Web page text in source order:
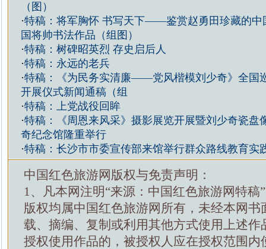
（图）
·特稿：将军胸怀 书写天下——鉴赏赵勇田珍藏的中
国将帅书法作品（组图）
·特稿：树碑昭英烈 存史启后人
·特稿：永远的老兵
·特稿：《为民务实清廉——党风楷模刘少奇》全国
开展仪式新闻通稿（组
·特稿：上党战役回眸
·特稿：《周恩来风采》摄影展览开展暨刘少奇瓷盘
奇纪念馆隆重举行
·特稿：长沙市市委宣传部来馆举行群众路线教育实
中国红色旅游网版权与免责声明：
1、凡本网注明“来源：中国红色旅游网特稿
版权均属中国红色旅游网所有，未经本网书
载、摘编、复制或利用其他方式使用上述作
授权使用作品的，被授权人应在授权范围内